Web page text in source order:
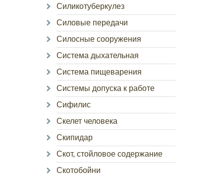
Силикотуберкулез
Силовые передачи
Силосные сооружения
Система дыхательная
Система пищеварения
Системы допуска к работе
Сифилис
Скелет человека
Скипидар
Скот, стойловое содержание
Скотобойни